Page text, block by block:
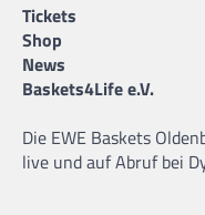
Tickets
Shop
News
Baskets4Life e.V.
Die EWE Baskets
live und auf Abruf bei